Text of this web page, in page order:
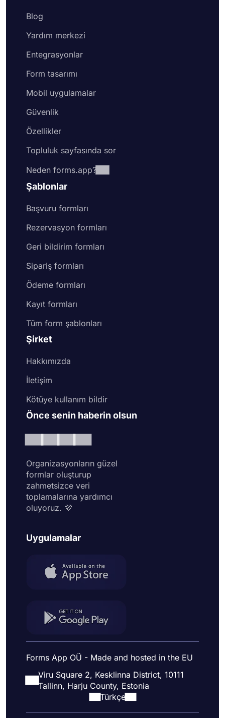
Blog
Yardım merkezi
Entegrasyonlar
Form tasarımı
Mobil uygulamalar
Güvenlik
Özellikler
Topluluk sayfasında sor
Neden forms.app?
Şablonlar
Başvuru formları
Rezervasyon formları
Geri bildirim formları
Sipariş formları
Ödeme formları
Kayıt formları
Tüm form şablonları
Şirket
Hakkımızda
İletişim
Kötüye kullanım bildir
Önce senin haberin olsun
Organizasyonların güzel
formlar oluşturup
zahmetsizce veri
toplamalarına yardımcı
oluyoruz. 💜
Uygulamalar
Forms App OÜ - Made and hosted in the EU
Viru Square 2, Kesklinna District, 10111
Tallinn, Harju County, Estonia
Türkçe